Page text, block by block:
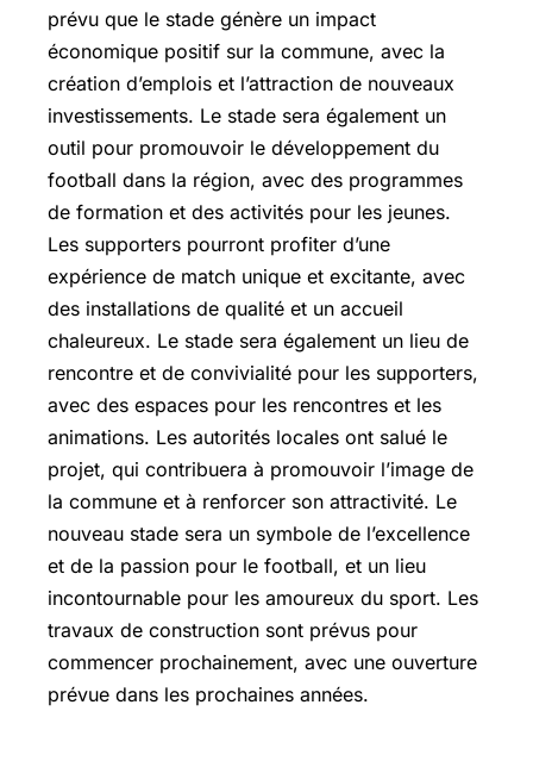
prévu que le stade génère un impact
économique positif sur la commune, avec la
création d’emplois et l’attraction de nouveaux
investissements. Le stade sera également un
outil pour promouvoir le développement du
football dans la région, avec des programmes
de formation et des activités pour les jeunes.
Les supporters pourront profiter d’une
expérience de match unique et excitante, avec
des installations de qualité et un accueil
chaleureux. Le stade sera également un lieu de
rencontre et de convivialité pour les supporters,
avec des espaces pour les rencontres et les
animations. Les autorités locales ont salué le
projet, qui contribuera à promouvoir l’image de
la commune et à renforcer son attractivité. Le
nouveau stade sera un symbole de l’excellence
et de la passion pour le football, et un lieu
incontournable pour les amoureux du sport. Les
travaux de construction sont prévus pour
commencer prochainement, avec une ouverture
prévue dans les prochaines années.